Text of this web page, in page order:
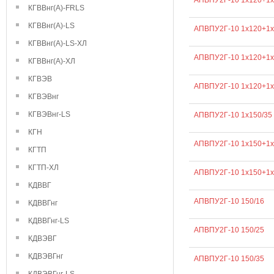
КГВВнг(А)-FRLS
КГВВнг(А)-LS
КГВВнг(А)-LS-ХЛ
КГВВнг(А)-ХЛ
КГВЭВ
КГВЭВнг
КГВЭВнг-LS
КГН
КГТП
КГТП-ХЛ
КДВВГ
КДВВГнг
КДВВГнг-LS
КДВЭВГ
КДВЭВГнг
АПВПУ2Г-10
АПВПУ2Г-10
АПВПУ2Г-10
АПВПУ2Г-10 1х150/35
АПВПУ2Г-10
АПВПУ2Г-10
АПВПУ2Г-10 150/16
АПВПУ2Г-10 150/25
АПВПУ2Г-10 150/35